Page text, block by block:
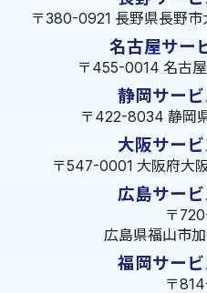
〒380-0921 長野県長野
名古屋サー
〒455-0014 名古
静岡サー
〒422-8034 静岡
大阪サー
〒547-0001 大阪府大
広島サー
〒
広島県福山市
福岡サー
〒